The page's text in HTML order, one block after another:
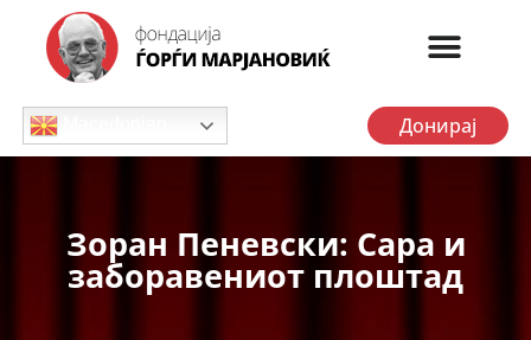
Донирај
Зоран Пеневски: Сара и
заборавениот плоштад